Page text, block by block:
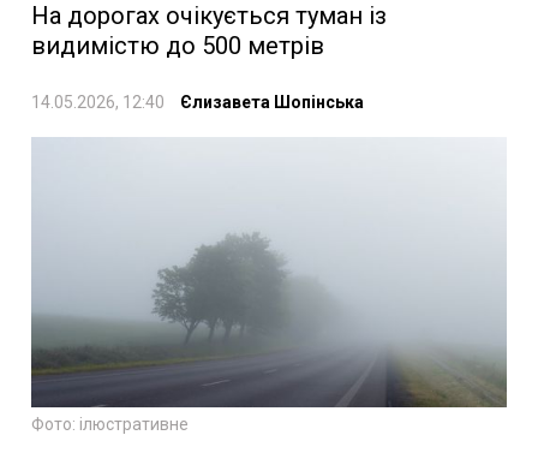
На дорогах очікується туман із
видимістю до 500 метрів
14.05.2026, 12:40 Єлизавета Шопінська
Фото: ілюстративне